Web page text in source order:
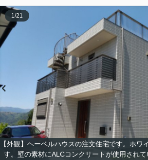
【外観】ヘーベルハウスの注文住宅です。ホワ
す。壁の素材にALCコンクリートが使用され
1/21